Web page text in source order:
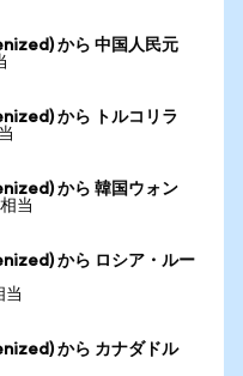
から 中国人民元
から トルコリラ
から 韓国ウォン
当
から ロシア・ルー
当
から カナダドル